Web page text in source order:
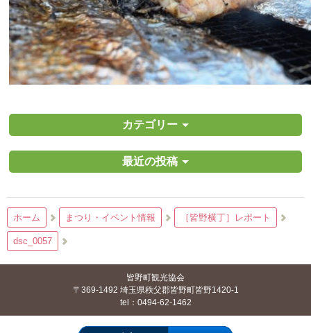
カテゴリー
最近の投稿
ホーム まつり・イベント情報 ［皆野横丁］レポート
dsc_0057
皆野町観光協会
〒369-1492 埼玉県秩父郡皆野町皆野1420-1
tel：0494-62-1462